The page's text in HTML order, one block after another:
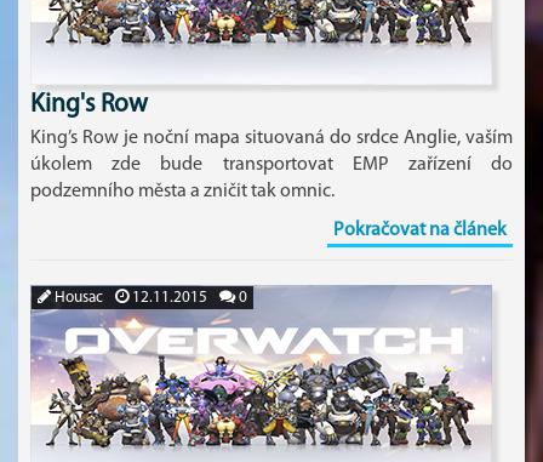
King's Row
King’s Row je noční mapa situovaná do srdce Anglie, vaším
úkolem zde bude transportovat EMP zařízení do
podzemního města a zničit tak omnic.
Pokračovat na článek
Housac 12.11.2015 0